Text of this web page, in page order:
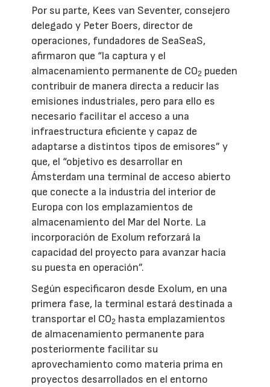
Por su parte, Kees van Seventer, consejero
delegado y Peter Boers, director de
operaciones, fundadores de SeaSeaS,
afirmaron que “la captura y el
almacenamiento permanente de CO2 pueden
contribuir de manera directa a reducir las
emisiones industriales, pero para ello es
necesario facilitar el acceso a una
infraestructura eficiente y capaz de
adaptarse a distintos tipos de emisores” y
que, el “objetivo es desarrollar en
Ámsterdam una terminal de acceso abierto
que conecte a la industria del interior de
Europa con los emplazamientos de
almacenamiento del Mar del Norte. La
incorporación de Exolum reforzará la
capacidad del proyecto para avanzar hacia
su puesta en operación”.
Según especificaron desde Exolum, en una
primera fase, la terminal estará destinada a
transportar el CO2 hasta emplazamientos
de almacenamiento permanente para
posteriormente facilitar su
aprovechamiento como materia prima en
proyectos desarrollados en el entorno